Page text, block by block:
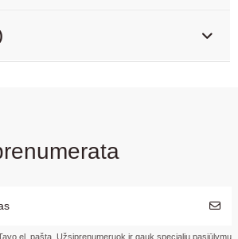
el. paštą. Užsiprenumeruok ir gauk specialių pasiūlymų